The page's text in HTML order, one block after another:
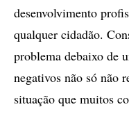
desenvolvimento
qualquer cidadão.
problema debaixo de
negativos não só não
situação que muitos